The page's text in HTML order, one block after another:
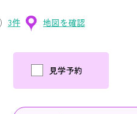
3件 地図を確認
見学予約